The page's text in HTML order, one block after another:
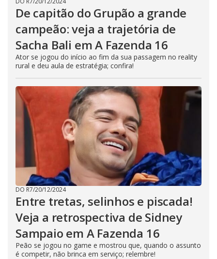
De capitão do Grupão a grande
campeão: veja a trajetória de
Sacha Bali em A Fazenda 16
Ator se jogou do início ao fim da sua passagem no reality
rural e deu aula de estratégia; confira!
DO R7/20/12/2024
Entre tretas, selinhos e piscada!
Veja a retrospectiva de Sidney
Sampaio em A Fazenda 16
Peão se jogou no game e mostrou que, quando o assunto
é competir, não brinca em serviço; relembre!